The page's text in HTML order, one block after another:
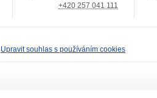
+420 257 041 111
Upravit souhlas s používáním cookies